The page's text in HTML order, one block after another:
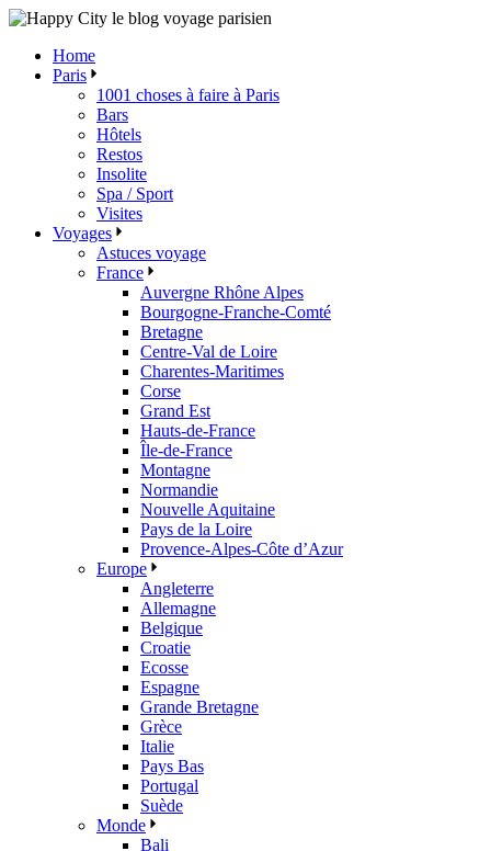
Skip
content
Home
Paris
1001 choses à faire à Paris
Bars
Hôtels
Restos
Insolite
Spa / Sport
Visites
Voyages
Astuces voyage
France
Auvergne Rhône Alpes
Bourgogne-Franche-Comté
Bretagne
Centre-Val de Loire
Charentes-Maritimes
Corse
Grand Est
Hauts-de-France
Île-de-France
Montagne
Normandie
Nouvelle Aquitaine
Pays de la Loire
Provence-Alpes-Côte d’Azur
Europe
Angleterre
Allemagne
Belgique
Croatie
Ecosse
Espagne
Grande Bretagne
Grèce
Italie
Pays Bas
Portugal
Suède
Monde
Bali